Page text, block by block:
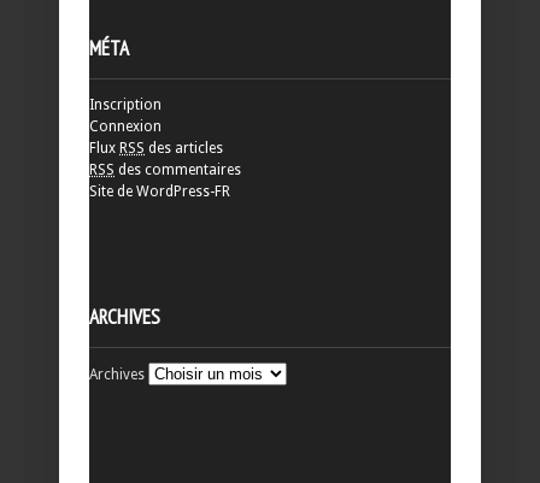
MÉTA
Inscription
Connexion
Flux RSS des articles
RSS des commentaires
Site de WordPress-FR
ARCHIVES
Archives